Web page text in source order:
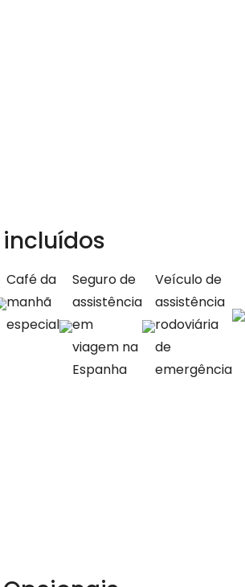
Café da
manhã
especial
Seguro de
assistência
em
viagem na
Espanha
Veículo de
assistência
rodoviária
de
emergência